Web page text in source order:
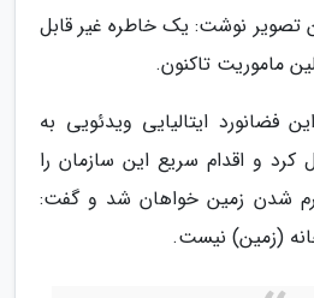
تصویر نوشت: یک خاطره غیر قابل
ماموریت تاکنون.
فضانورد ایتالیایی ویدئویی به
کرد و اقدام سریع این سازمان را
شدن زمین خواهان شد و گفت:
(زمین) نیست.